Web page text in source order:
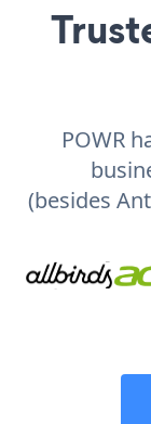
POWR
(besides